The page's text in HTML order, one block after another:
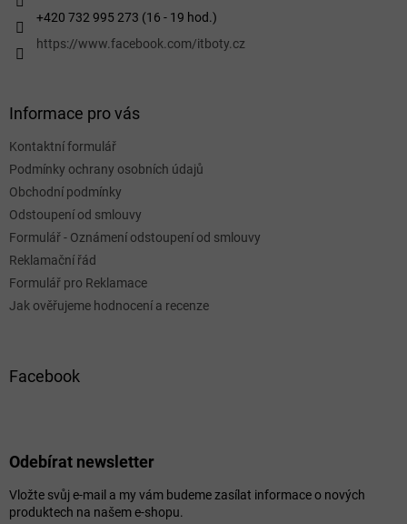
+420 732 995 273 (16 - 19 hod.)
https://www.facebook.com/itboty.cz
Informace pro vás
Kontaktní formulář
Podmínky ochrany osobních údajů
Obchodní podmínky
Odstoupení od smlouvy
Formulář - Oznámení odstoupení od smlouvy
Reklamační řád
Formulář pro Reklamace
Jak ověřujeme hodnocení a recenze
Facebook
Odebírat newsletter
Vložte svůj e-mail a my vám budeme zasílat informace o nových
produktech na našem e-shopu.